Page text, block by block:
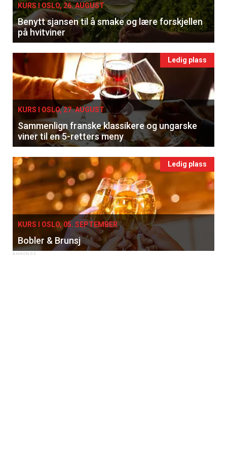
KURS I OSLO, 26. AUGUST
Benytt sjansen til å smake og lære forskjellen
på hvitviner
Ledig plass
KURS I OSLO, 27. AUGUST
Sammenlign franske klassikere og ungarske
viner til en 5-retters meny
Ledig plass
KURS I OSLO, 05. SEPTEMBER
Bobler & Brunsj